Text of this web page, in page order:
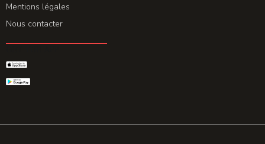
Mentions légales
Nous contacter